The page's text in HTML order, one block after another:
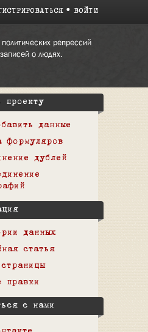
ВОЙТИ
репрессий
о людях.
проекту
данные
формуляров
дублей
данных
статья
правки
с нами